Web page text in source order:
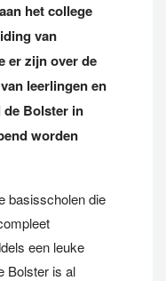
het college
van
er zijn over de
leerlingen en
de Bolster in
worden
basisscholen die
een leuke
Bolster is al